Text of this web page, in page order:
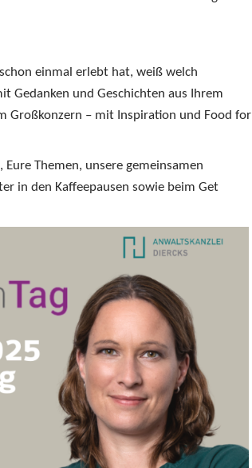
einmal erlebt hat, weiß welch
Gedanken und Geschichten aus Ihrem
Großkonzern – mit Inspiration und Food for
Themen, unsere gemeinsamen
in den Kaffeepausen sowie beim Get